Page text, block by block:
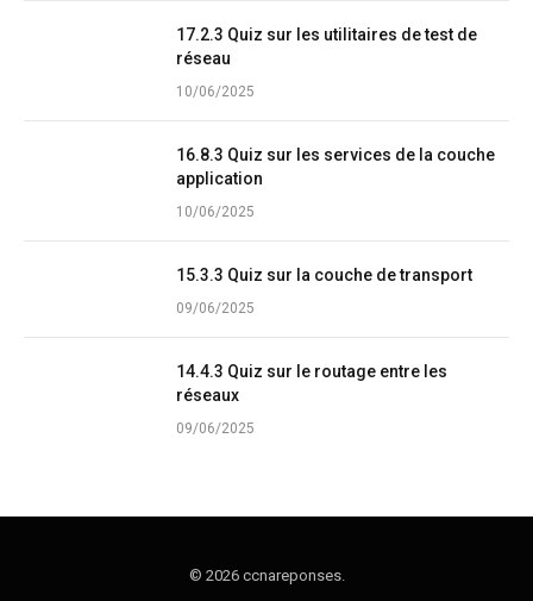
17.2.3 Quiz sur les utilitaires de test de
réseau
10/06/2025
16.8.3 Quiz sur les services de la couche
application
10/06/2025
15.3.3 Quiz sur la couche de transport
09/06/2025
14.4.3 Quiz sur le routage entre les
réseaux
09/06/2025
© 2026 ccnareponses.